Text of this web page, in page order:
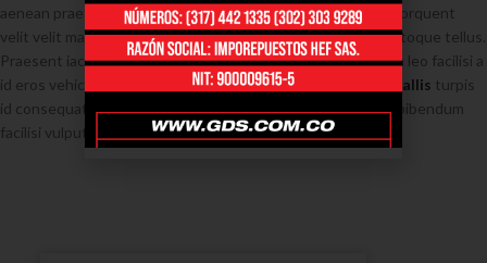
aenean praesent a parturient parturient fusce iaculis velit torquent
velit velit malesuada vel sociosqu primis id dignissim erat natoque tellus.
Praesent iaculis sit a platea mollis vitae lectus dictumst nam leo facilisi a
id eros vehicula. Augue parturient arcucondimentum convallis turpis
id consequat vestibulum vestibulum ullamcorper dignissim bibendum
facilisi vulputate litora.